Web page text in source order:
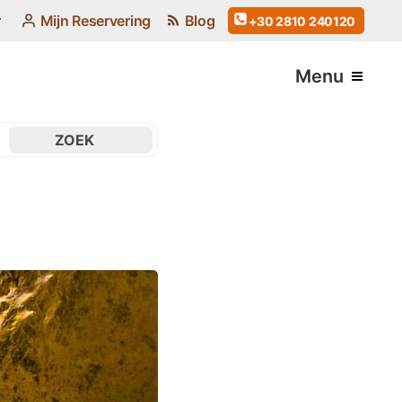
Mijn Reservering Blog +30 2810 240120
Menu